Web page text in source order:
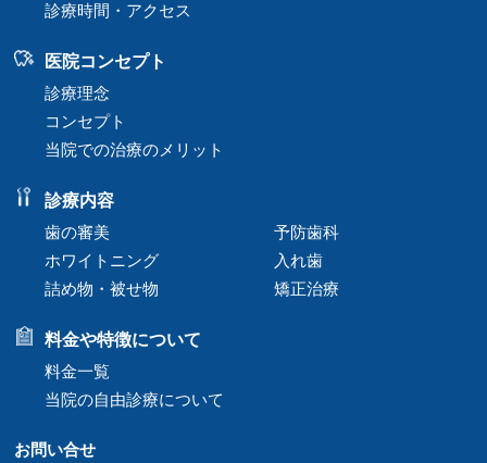
診療時間・アクセス
医院コンセプト
診療理念
コンセプト
当院での治療のメリット
診療内容
歯の審美
予防歯科
ホワイトニング
入れ歯
詰め物・被せ物
矯正治療
料金や特徴について
料金一覧
当院の自由診療について
お問い合せ